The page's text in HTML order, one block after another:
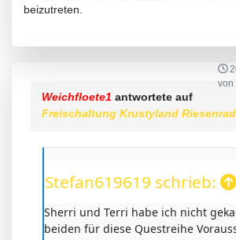
beizutreten.
von
Weichfloete1 antwortete auf
Freischaltung Krustyland Riesenrad
Stefan619619 schrieb:
Sherri und Terri habe ich nicht
beiden für diese Questreihe